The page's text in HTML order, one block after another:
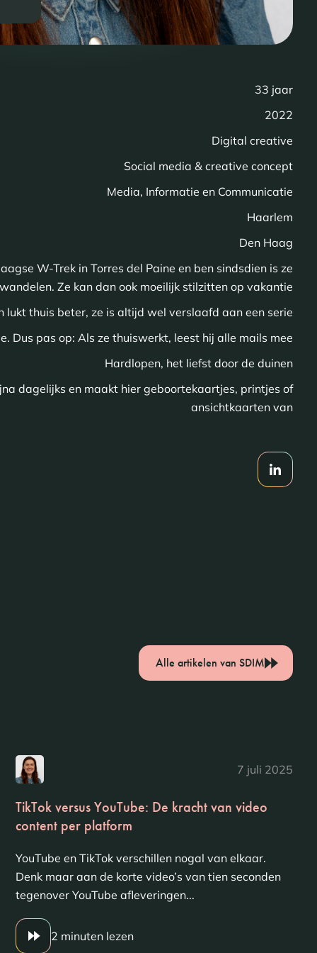
33 jaar
2022
Digital creative
Social media & creative concept
Media, Informatie en Communicatie
Haarlem
Den Haag
W-Trek in Torres del Paine en ben sindsdien is ze
Ze kan dan ook moeilijk stilzitten op vakantie
lukt thuis beter, ze is altijd wel verslaafd aan een serie
Dus pas op: Als ze thuiswerkt, leest hij alle mails mee
Hardlopen, het liefst door de duinen
dagelijks en maakt hier geboortekaartjes, printjes of
ansichtkaarten van
Alle artikelen van SDIM
7 juli 2025
TikTok versus YouTube: De kracht van video
content per platform
YouTube en TikTok verschillen nogal van elkaar.
Denk maar aan de korte video’s van tien seconden
tegenover YouTube afleveringen...
2 minuten lezen